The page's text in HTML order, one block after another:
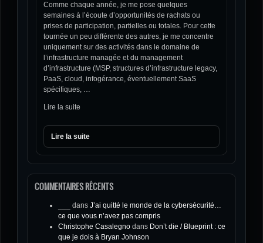
Comme chaque année, je me pose quelques
semaines à l’écoute d’opportunités de rachats ou
prises de participation, partielles ou totales. Pour cette
tournée un peu différente des autres, je me concentre
uniquement sur des activités dans le domaine de
l’infrastructure managée et du management
d’infrastructure (MSP, structures d’infrastructure legacy,
PaaS, cloud, infogérance, éventuellement SaaS
spécifiques, …
Lire la suite
Lire la suite
COMMENTAIRES RÉCENTS
dans J’ai quitté le monde de la cybersécurité…
ce que vous n’avez pas compris
Christophe Casalegno dans Don’t die / Blueprint : ce
que je dois à Bryan Johnson